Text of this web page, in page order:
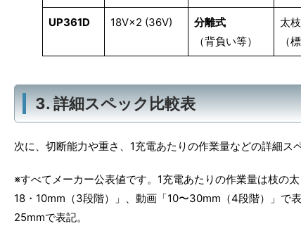
UP361D 18V×2 (36V)
分離式
（背負い等）
太
（
3. 詳細スペック比較表
次に、切断能力や重さ、1充電あたりの作業量などの詳細ス
※すべてメーカー公表値です。1充電あたりの作業量は枝の
18・10mm（3段階）」、動画「10〜30mm（4段階）」で
25mmで表記。